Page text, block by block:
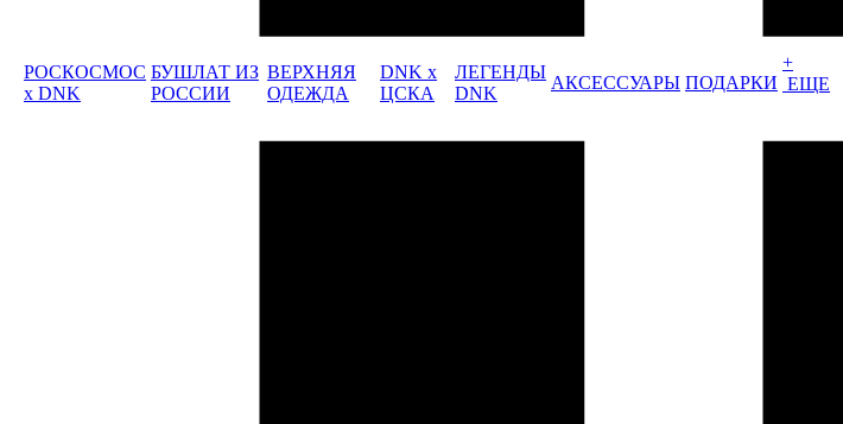
РОСКОСМОС
x DNK
БУШЛАТ ИЗ
РОССИИ
ВЕРХНЯЯ
ОДЕЖДА
DNK x
ЦСКА
ЛЕГЕНДЫ
DNK
АКСЕССУАРЫ ПОДАРКИ
+
ЕЩЕ